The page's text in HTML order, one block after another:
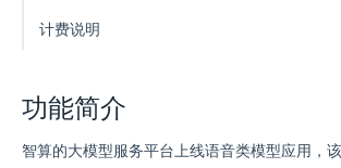
计费说明
功能简介
智算的大模型服务平台上线语音类模型应用，